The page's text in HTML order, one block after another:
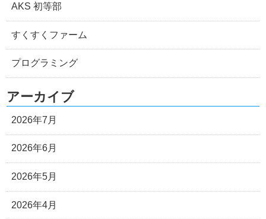
AKS 初等部
すくすくファーム
プログラミング
アーカイブ
2026年7月
2026年6月
2026年5月
2026年4月